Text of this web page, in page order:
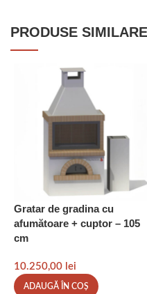
PRODUSE SIMILARE
Gratar de gradina cu
afumătoare + cuptor – 105
cm
10.250,00 lei
ADAUGĂ ÎN COȘ